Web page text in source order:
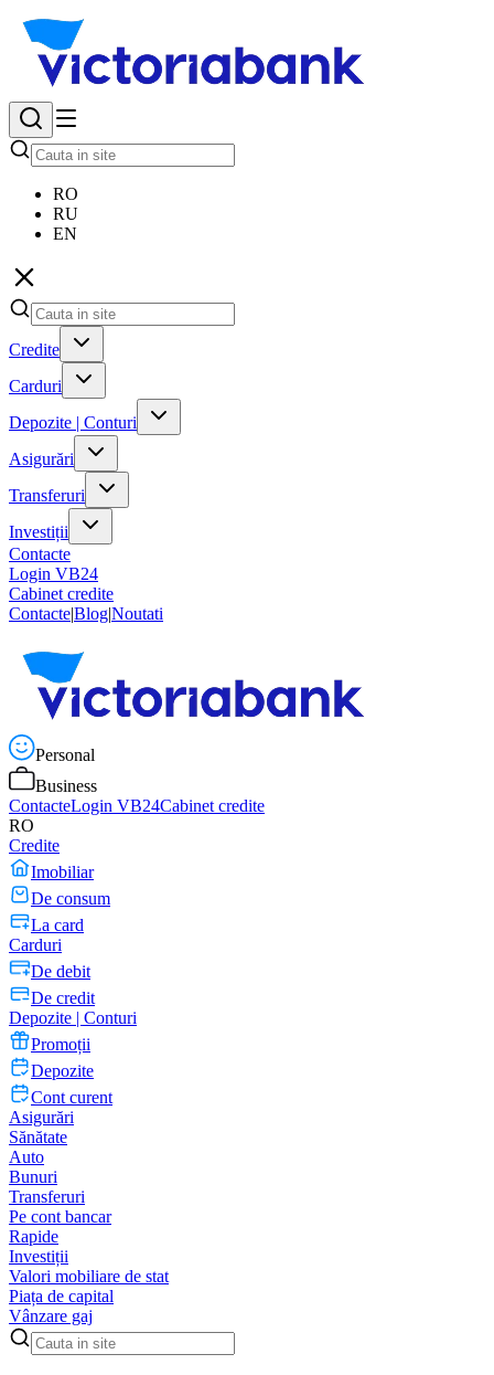
RO
RU
EN
Credite
Carduri
Depozite | Conturi
Asigurări
Transferuri
Investiții
Contacte
Login VB24
Cabinet credite
Contacte|Blog|Noutati
Personal
Business
ContacteLogin VB24Cabinet credite
RO
Credite
Imobiliar
De consum
La card
Carduri
De debit
De credit
Depozite | Conturi
Promoții
Depozite
Cont curent
Asigurări
Sănătate
Auto
Bunuri
Transferuri
Pe cont bancar
Rapide
Investiții
Valori mobiliare de stat
Piața de capital
Vânzare gaj